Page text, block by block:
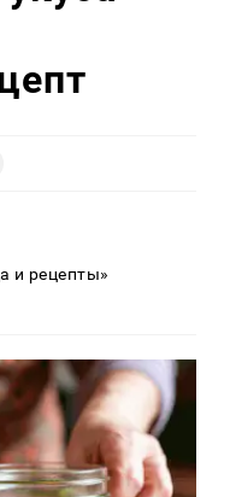
и рецепты»